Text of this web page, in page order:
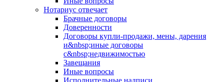
Нотариус отвечает
Брачные договоры
Доверенности
Договоры купли-продажи, мены, дарения
и&nbsp;иные договоры
с&nbsp;недвижимостью
Завещания
Иные вопросы